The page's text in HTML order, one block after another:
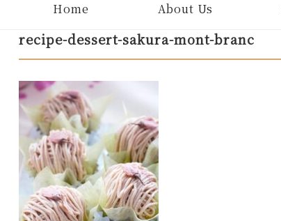
Home About Us
recipe-dessert-sakura-mont-branc